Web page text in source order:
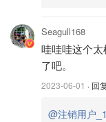
Seagull168
哇哇哇这个
了吧。
2023-06-01 · 回
@注销用户